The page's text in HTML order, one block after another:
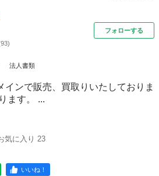
93)
フォローする
法人書類
インで販売、買取りいたしておりま
ます。 ...
気に入り 23
いいね！